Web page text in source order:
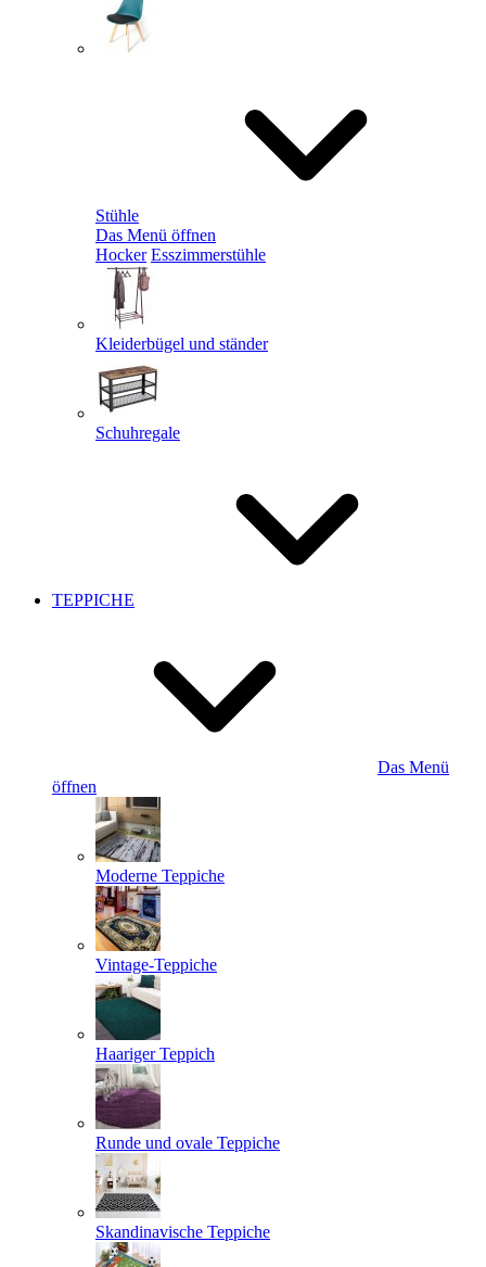
Stühle
Das Menü öffnen
Hocker Esszimmerstühle
Kleiderbügel und ständer
Schuhregale
TEPPICHE
Das Menü
öffnen
Moderne Teppiche
Vintage-Teppiche
Haariger Teppich
Runde und ovale Teppiche
Skandinavische Teppiche